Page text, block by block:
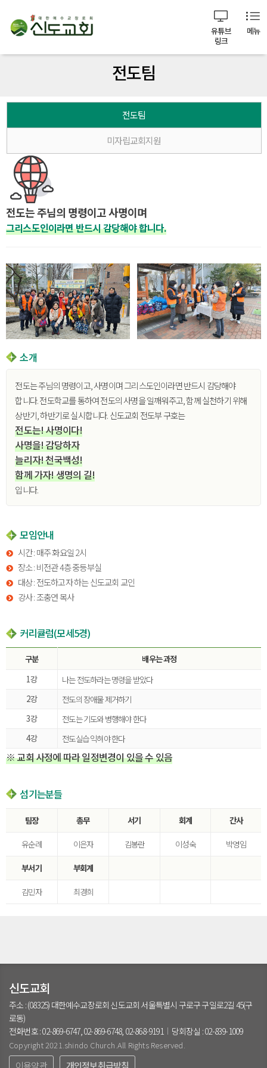
메뉴
유튜브
링크
전도팀
전도팀
미자립교회지원
전도는 주님의 명령이고 사명이며
그리스도인이라면 반드시 감당해야 합니다.
소개
전도는 주님의 명령이고, 사명이며 그리스도인이라면 반드시 감당해야
합니다. 전도학교를 통하여 전도의 사명을 일깨워주고, 함께 실천하기 위해
상반기, 하반기로 실시합니다. 신도교회 전도부 구호는
전도는! 사명이다!
사명을! 감당하자
늘리자! 천국백성!
함께 가자! 생명의 길!
입니다.
모임안내
시간 : 매주 화요일 2시
장소 : 비전관 4층 중등부실
대상 : 전도하고자 하는 신도교회 교인
강사 : 조충연 목사
커리큘럼(모세5경)
구분
배우는 과정
1강
나는 전도하라는 명령을 받았다
2강
전도의 장애물 제거하기
3강
전도는 기도와 병행해야 한다
4강
전도실습 익혀야 한다
※ 교회 사정에 따라 일정변경이 있을 수 있음
섬기는분들
팀장 총무 서기 회계
간사
유순례
이은자 김봉란 이성숙
박영임
부서기
부회계
김민자
최경희
신도교회
주소 : (08325) 대한예수교장로회 신도교회 서울특별시 구로구 구일로2길 45(구
로동)
전화번호 : 02-869-6747, 02-869-6748, 02-868-9191
당회장실 : 02-839-1009
Copyright 2021.shindo Church.All Rights Reserved.
이용약관 개인정보취급방침